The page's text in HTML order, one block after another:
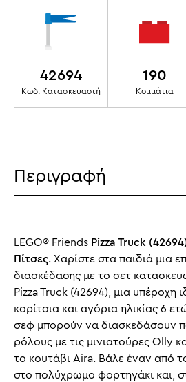
42694
Κωδ. Κατασκευαστή
190
Κομμάτια
Περιγραφή
LEGO® Friends Pizza Truck
Πίτσες. Χαρίστε στα παιδιά μια
διασκέδασης με το σετ
Pizza Truck (42694), μια υπέροχη
κορίτσια και αγόρια ηλικίας 6
σεφ μπορούν να διασκεδάσουν
ρόλους με τις μινιατούρες Olly
το κουτάβι Aira. Βάλε έναν από
στο πολύχρωμο φορτηγάκι και,